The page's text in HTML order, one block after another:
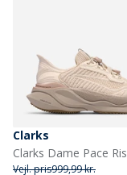
Clarks
Vejl. pris999,99 kr.